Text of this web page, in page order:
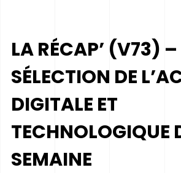
LA RÉCAP’ (V73)
SÉLECTION DE
DIGITALE ET
TECHNOLOGIQUE
SEMAINE